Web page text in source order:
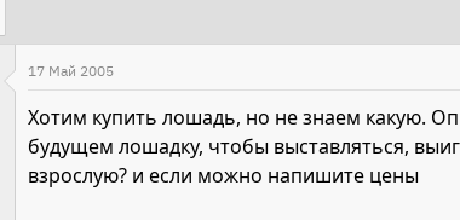
а
17 Май 2005
Хотим купить лошадь, но не знаем какую.
будущем лошадку, чтобы выставляться,
взрослую? и если можно напишите цены